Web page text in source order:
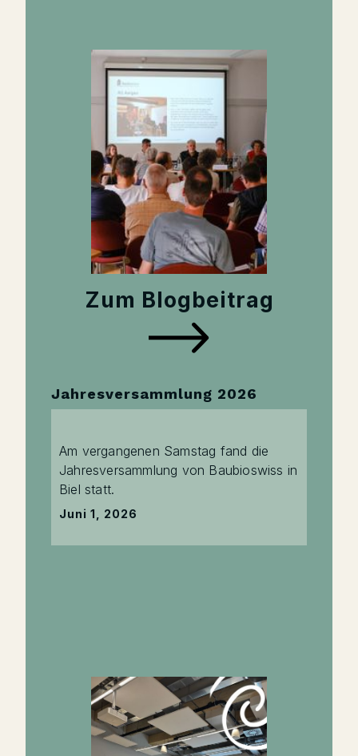
Zum Blogbeitrag
Jahresversammlung 2026
Am vergangenen Samstag fand die
Jahresversammlung von Baubioswiss in
Biel statt.
Juni 1, 2026